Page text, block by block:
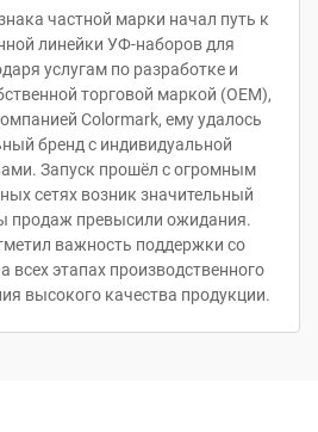
частной марки начал путь к
линейки УФ-наборов для
услугам по разработке и
торговой маркой (OEM),
Colormark, ему удалось
бренд с индивидуальной
Запуск прошёл с огромным
сетях возник значительный
продаж превысили ожидания.
важность поддержки со
всех этапах производственного
высокого качества продукции.